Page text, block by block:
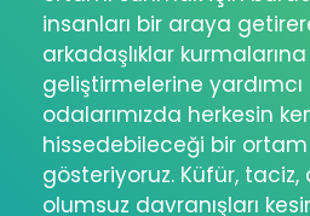
insanları bir araya
arkadaşlıklar
geliştirmelerine yardımcı
odalarımızda herkesin
hissedebileceği bir
gösteriyoruz. Küfür, taciz,
olumsuz davranışları